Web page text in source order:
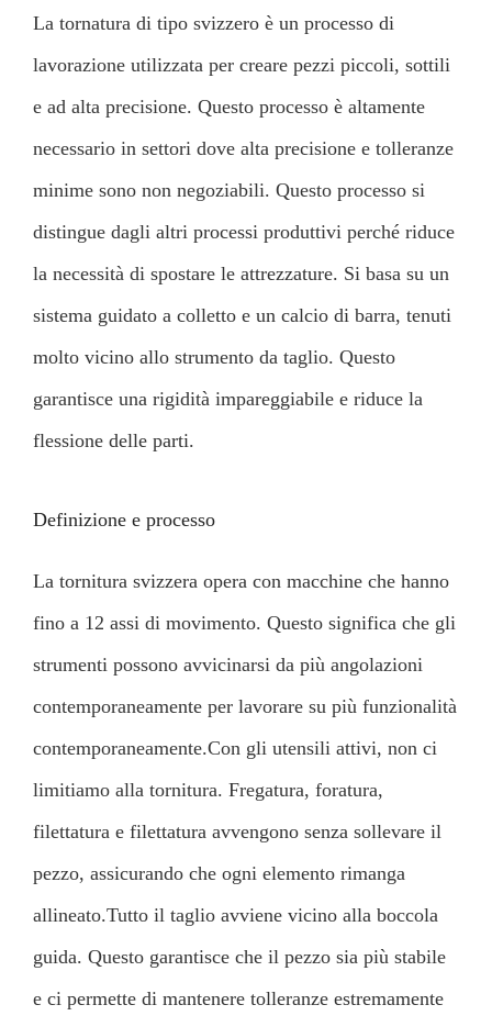
La tornatura di tipo svizzero è un processo di
lavorazione utilizzata per creare pezzi piccoli, sottili
e ad alta precisione. Questo processo è altamente
necessario in settori dove alta precisione e tolleranze
minime sono non negoziabili. Questo processo si
distingue dagli altri processi produttivi perché riduce
la necessità di spostare le attrezzature. Si basa su un
sistema guidato a colletto e un calcio di barra, tenuti
molto vicino allo strumento da taglio. Questo
garantisce una rigidità impareggiabile e riduce la
flessione delle parti.
Definizione e processo
La tornitura svizzera opera con macchine che hanno
fino a 12 assi di movimento. Questo significa che gli
strumenti possono avvicinarsi da più angolazioni
contemporaneamente per lavorare su più funzionalità
contemporaneamente.Con gli utensili attivi, non ci
limitiamo alla tornitura. Fregatura, foratura,
filettatura e filettatura avvengono senza sollevare il
pezzo, assicurando che ogni elemento rimanga
allineato.Tutto il taglio avviene vicino alla boccola
guida. Questo garantisce che il pezzo sia più stabile
e ci permette di mantenere tolleranze estremamente